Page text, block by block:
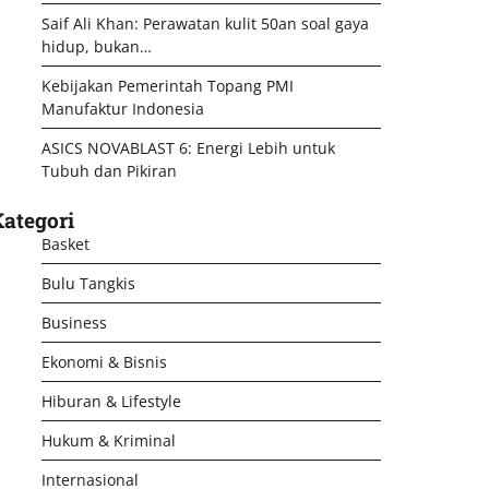
Saif Ali Khan: Perawatan kulit 50an soal gaya
hidup, bukan…
Kebijakan Pemerintah Topang PMI
Manufaktur Indonesia
ASICS NOVABLAST 6: Energi Lebih untuk
Tubuh dan Pikiran
Basket
Bulu Tangkis
Business
Ekonomi & Bisnis
Hiburan & Lifestyle
Hukum & Kriminal
Internasional